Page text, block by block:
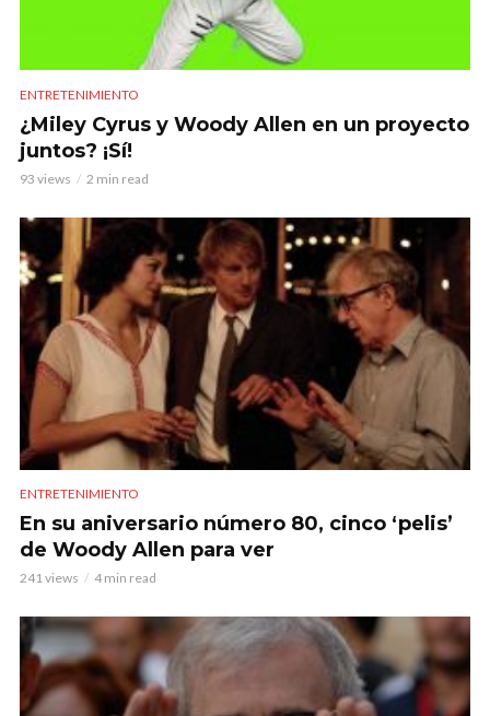
ENTRETENIMIENTO
¿Miley Cyrus y Woody Allen en un proyecto
juntos? ¡Sí!
93 views 2 min read
ENTRETENIMIENTO
En su aniversario número 80, cinco ‘pelis’
de Woody Allen para ver
241 views 4 min read